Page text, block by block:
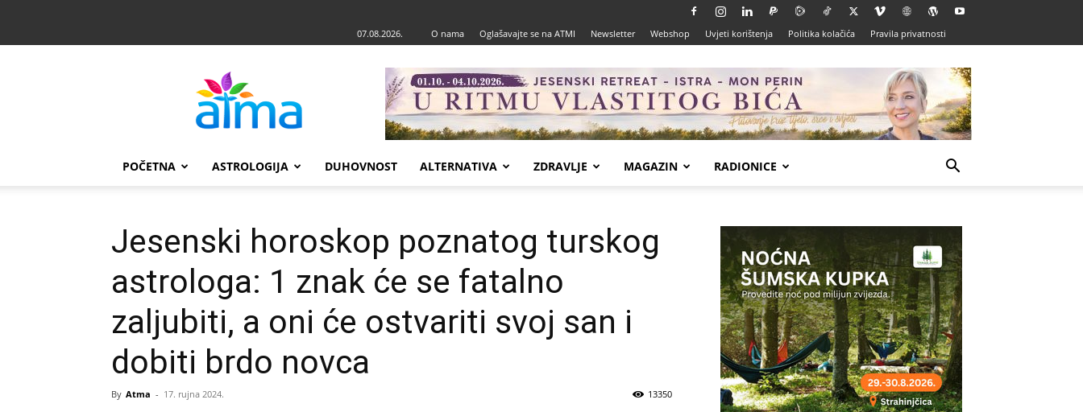
07.08.2026. O nama Oglašavajte se na ATMI Newsletter Webshop Uvjeti korištenja Politika kolačića Pravila privatnosti
POČETNA ASTROLOGIJA DUHOVNOST ALTERNATIVA ZDRAVLJE MAGAZIN RADIONICE
Jesenski horoskop poznatog turskog
astrologa: 1 znak će se fatalno
zaljubiti, a oni će ostvariti svoj san i
dobiti brdo novca
By Atma - 17. rujna 2024. 13350